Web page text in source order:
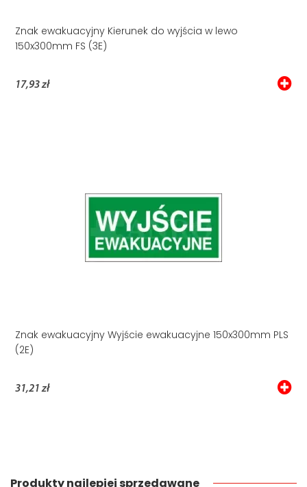
Znak ewakuacyjny Kierunek do wyjścia w lewo
150x300mm FS (3E)
17,93 zł
Znak ewakuacyjny Wyjście ewakuacyjne 150x300mm PLS
(2E)
31,21 zł
Produkty najlepiej sprzedawane